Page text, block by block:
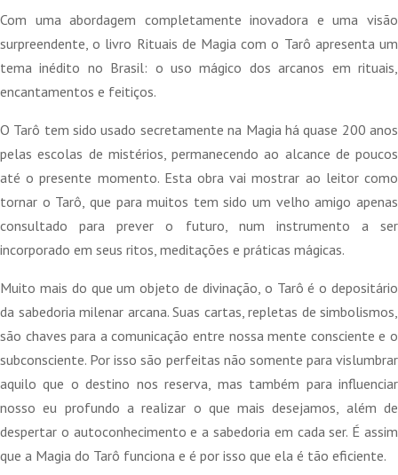
original
era:
59,90 €.
atual
é:
53,91 €.
Com uma abordagem completamente inovadora e uma visão
surpreendente, o livro Rituais de Magia com o Tarô apresenta um
tema inédito no Brasil: o uso mágico dos arcanos em rituais,
encantamentos e feitiços.
O Tarô tem sido usado secretamente na Magia há quase 200 anos
pelas escolas de mistérios, permanecendo ao alcance de poucos
até o presente momento. Esta obra vai mostrar ao leitor como
tornar o Tarô, que para muitos tem sido um velho amigo apenas
consultado para prever o futuro, num instrumento a ser
incorporado em seus ritos, meditações e práticas mágicas.
Muito mais do que um objeto de divinação, o Tarô é o depositário
da sabedoria milenar arcana. Suas cartas, repletas de simbolismos,
são chaves para a comunicação entre nossa mente consciente e o
subconsciente. Por isso são perfeitas não somente para vislumbrar
aquilo que o destino nos reserva, mas também para influenciar
nosso eu profundo a realizar o que mais desejamos, além de
despertar o autoconhecimento e a sabedoria em cada ser. É assim
que a Magia do Tarô funciona e é por isso que ela é tão eficiente.